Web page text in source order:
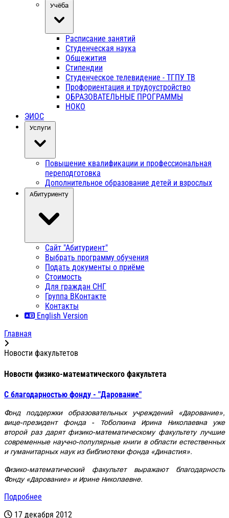
Учёба
Расписание занятий
Студенческая наука
Общежития
Стипендии
Студенческое телевидение - ТГПУ ТВ
Профориентация и трудоустройство
ОБРАЗОВАТЕЛЬНЫЕ ПРОГРАММЫ
НОКО
ЭИОС
Услуги
Повышение квалификации и профессиональная
переподготовка
Дополнительное образование детей и взрослых
Абитуриенту
Сайт "Абитуриент"
Выбрать программу обучения
Подать документы о приёме
Стоимость
Для граждан СНГ
Группа ВКонтакте
Контакты
English Version
Главная
Новости факультетов
Новости физико-математического факультета
С благодарностью фонду - "Дарование"
Фонд поддержки образовательных учреждений «Дарование»,
вице-президент фонда - Тоболкина Ирина Николаевна уже
второй раз дарят физико-математическому факультету лучшие
современные научно-популярные книги в области естественных
и гуманитарных наук из библиотеки фонда «Династия».
Физико-математический факультет выражают благодарность
Фонду «Дарование» и Ирине Николаевне.
Подробнее
17 декабря 2012